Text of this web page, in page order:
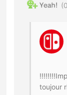
0
toujour